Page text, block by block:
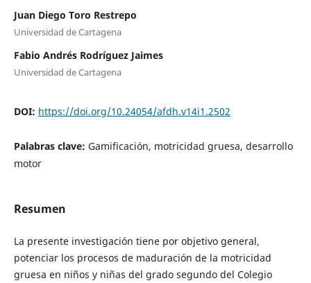
Juan Diego Toro Restrepo
Universidad de Cartagena
Fabio Andrés Rodríguez Jaimes
Universidad de Cartagena
DOI: https://doi.org/10.24054/afdh.v14i1.2502
Palabras clave: Gamificación, motricidad gruesa, desarrollo
motor
Resumen
La presente investigación tiene por objetivo general,
potenciar los procesos de maduración de la motricidad
gruesa en niños y niñas del grado segundo del Colegio